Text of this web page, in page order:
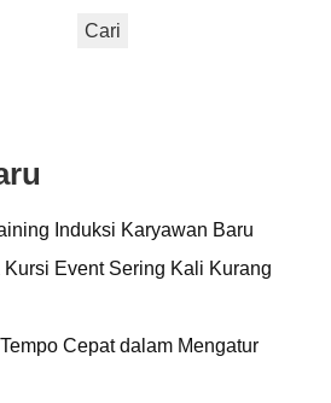
Cari
Induksi Karyawan Baru
Event Sering Kali Kurang
Cepat dalam Mengatur